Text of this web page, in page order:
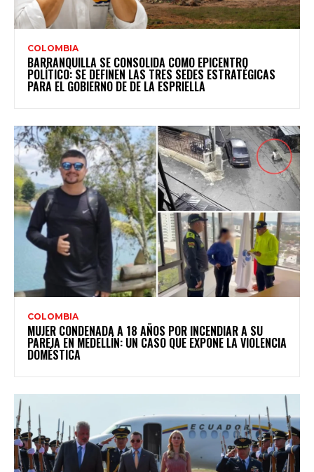
COLOMBIA
BARRANQUILLA SE CONSOLIDA COMO EPICENTRO
POLÍTICO: SE DEFINEN LAS TRES SEDES ESTRATÉGICAS
PARA EL GOBIERNO DE DE LA ESPRIELLA
COLOMBIA
MUJER CONDENADA A 18 AÑOS POR INCENDIAR A SU
PAREJA EN MEDELLÍN: UN CASO QUE EXPONE LA VIOLENCIA
DOMÉSTICA